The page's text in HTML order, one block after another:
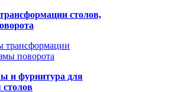
столов,
трансформации
поворота
и фурнитура для
столов